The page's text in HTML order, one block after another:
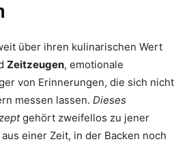
über ihren kulinarischen Wert
Zeitzeugen, emotionale
von Erinnerungen, die sich nicht
messen lassen. Dieses
gehört zweifellos zu jener
einer Zeit, in der Backen noch